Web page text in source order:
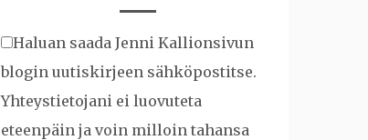
Haluan saada Jenni Kallionsivun
blogin uutiskirjeen sähköpostitse.
Yhteystietojani ei luovuteta
eteenpäin ja voin milloin tahansa